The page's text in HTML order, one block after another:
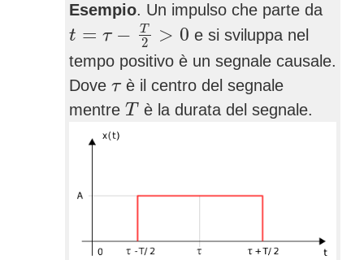
Esempio. Un impulso che parte da
t = τ − T
2 > 0
t=τ−T2>0
e si sviluppa nel
tempo positivo è un segnale causale.
Dove τ
τè il centro del segnale
mentre T
Tè la durata del segnale.